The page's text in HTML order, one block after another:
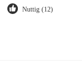
Nuttig (12)